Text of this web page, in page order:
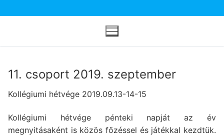
a
11. csoport 2019. szeptember
Kollégiumi hétvége 2019.09.13-14-15
Kollégiumi hétvége pénteki napját az év
megnyitásaként is közös főzéssel és játékkal kezdtük.